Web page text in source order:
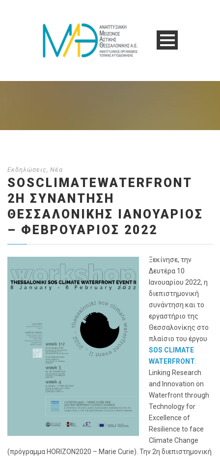
Εκδηλώσεις Νέα
SOSCLIMATEWATERFRONT
2Η ΣΥΝΑΝΤΗΣΗ
ΘΕΣΣΑΛΟΝΙΚΗΣ ΙΑΝΟΥΑΡΙΟΣ
– ΦΕΒΡΟΥΑΡΙΟΣ 2022
Ξεκίνησε, την
Δευτέρα 10
Ιανουαρίου 2022, η
διεπιστημονική
συνάντηση και το
εργαστήριο της
Θεσσαλονίκης στο
πλαίσιο του έργου
SOS CLIMATE
WATERFRONT:
Linking Research
and Innovation on
Waterfront through
Technology for
Excellence of
Resilience to face
Climate Change
(πρόγραμμα HORIZON2020 – Marie Curie). Την 2η διεπιστημονική